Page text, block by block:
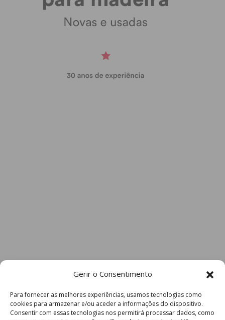
Gerir o Consentimento
Para fornecer as melhores experiências, usamos tecnologias como
cookies para armazenar e/ou aceder a informações do dispositivo.
Consentir com essas tecnologias nos permitirá processar dados, como